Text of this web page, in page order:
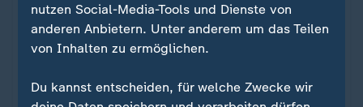
nutzen Social-Media-Tools und Dienste von
anderen Anbietern. Unter anderem um das Teilen
von Inhalten zu ermöglichen.
Du kannst entscheiden, für welche Zwecke wir